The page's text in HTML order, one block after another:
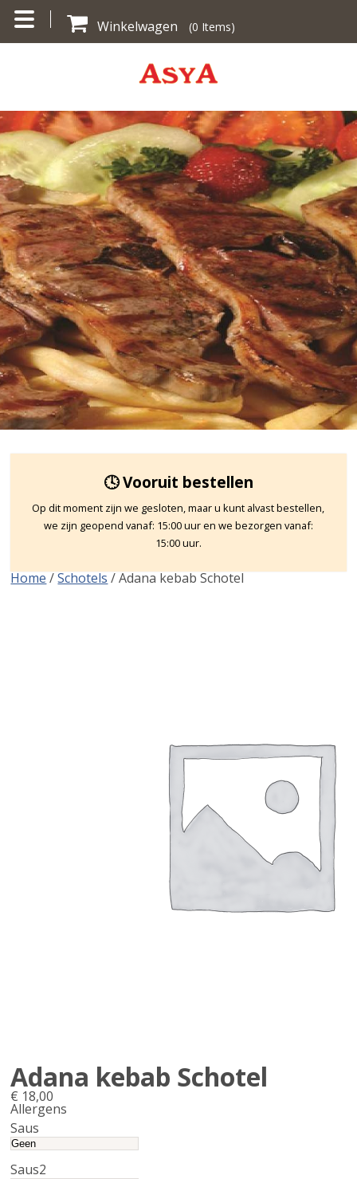
Winkelwagen (0 Items)
🕓 Vooruit bestellen
Op dit moment zijn we gesloten, maar u kunt alvast bestellen,
we zijn geopend vanaf: 15:00 uur en we bezorgen vanaf:
15:00 uur.
Home /Schotels / Adana kebab Schotel
Adana kebab Schotel
€ 18,00
Allergens
Product
allergen
information
Saus
Saus2